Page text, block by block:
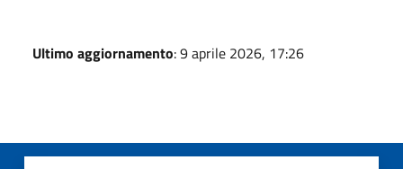
Ultimo aggiornamento: 9 aprile 2026, 17:26